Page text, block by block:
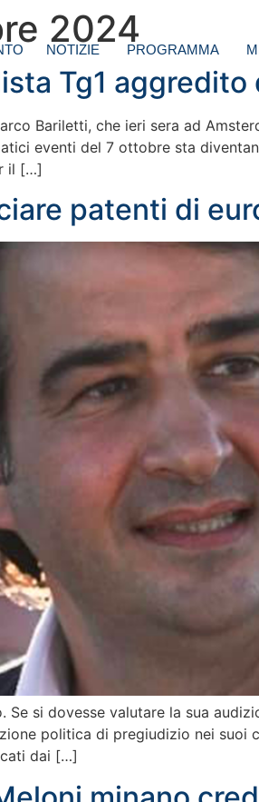
NOTIZIE PROGRAMMA
2024
Tg1
Bariletti, che ieri sera ad
eventi del 7 ottobre sta
il […]
patenti di
Se si dovesse valutare la sua
politica di pregiudizio nei
dai […]